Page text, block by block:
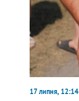
17 липня, 12:14